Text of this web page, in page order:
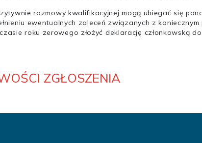
rozmowy kwalifikacyjnej mogą ubiegać się
ewentualnych zaleceń związanych z
roku zerowego złożyć deklarację członkowską
ZGŁOSZENIA